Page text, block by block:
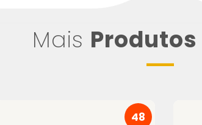
Mais Produtos
48